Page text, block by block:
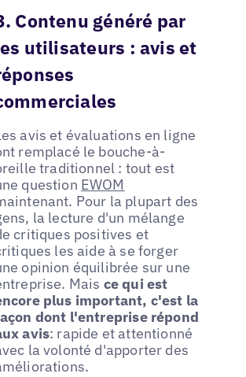
Contenu généré par
utilisateurs : avis et
avis et évaluations en ligne
remplacé le bouche-à-
traditionnel : tout est
question EWOM
Pour la plupart des
la lecture d'un mélange
critiques positives et
les aide à se forger
opinion équilibrée sur une
Mais ce qui est
plus important, c'est la
dont l'entreprise répond
avis: rapide et attentionné
la volonté d'apporter des